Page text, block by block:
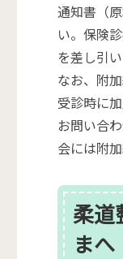
通知書（
い。保険
を差し引
なお、附
受診時に
お問い合
会には附
柔道
まへ